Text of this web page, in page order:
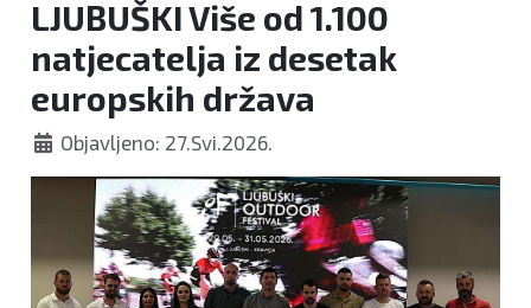
LJUBUŠKI Više od 1.100
natjecatelja iz desetak
europskih država
Objavljeno: 27.Svi.2026.